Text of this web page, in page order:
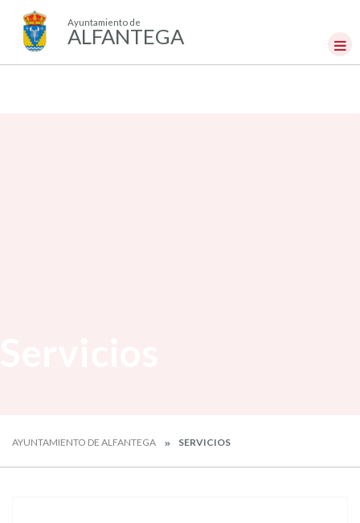
Ayuntamiento de
ALFANTEGA
AYUNTAMIENTO DE ALFANTEGA SERVICIOS